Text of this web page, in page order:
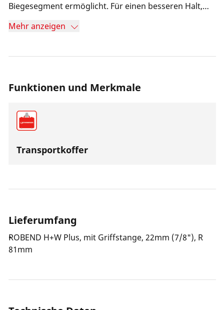
Biegesegment ermöglicht. Für einen besseren Halt,
Der ROBEND H+W Plus ist sowohl zum Einspannen in
geeignet.
Mehr anzeigen
Funktionen und Merkmale
Transportkoffer
Lieferumfang
ROBEND H+W Plus, mit Griffstange, 22mm (7/8"), R
81mm